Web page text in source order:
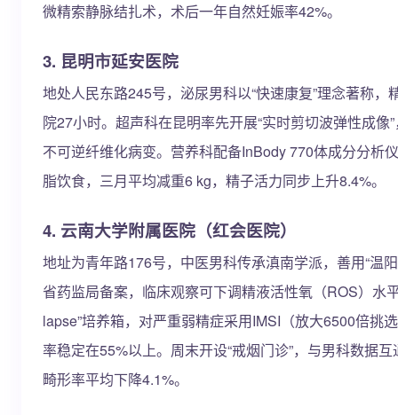
微精索静脉结扎术，术后一年自然妊娠率42%。
3. 昆明市延安医院
地处人民东路245号，泌尿男科以“快速康复”理念著称
院27小时。超声科在昆明率先开展“实时剪切波弹性成
不可逆纤维化病变。营养科配备InBody 770体成分分析
脂饮食，三月平均减重6 kg，精子活力同步上升8.4%。
4. 云南大学附属医院（红会医院）
地址为青年路176号，中医男科传承滇南学派，善用“温
省药监局备案，临床观察可下调精液活性氧（ROS）水
lapse”培养箱，对严重弱精症采用IMSI（放大6500倍挑
率稳定在55%以上。周末开设“戒烟门诊”，与男科数据
畸形率平均下降4.1%。